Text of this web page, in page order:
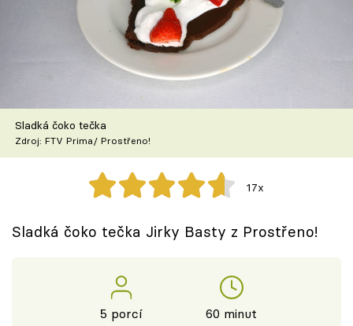
TV Program
Recepty z TV
Speciál: Cuketa
Těhotnej kuchař
Sledujte prima+
Sladká čoko tečka
Zdroj: FTV Prima/ Prostřeno!
17x
Sladká čoko tečka Jirky Basty z Prostřeno!
5 porcí 60 minut